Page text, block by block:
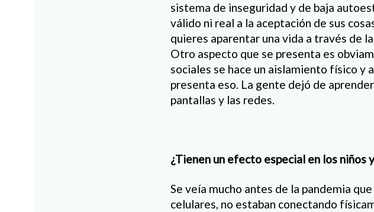
sistema de inseguridad y de baja
válido ni real a la aceptación de sus
quieres aparentar una vida a través de
Otro aspecto que se presenta es
sociales se hace un aislamiento físico y
presenta eso. La gente dejó de
pantallas y las redes.
¿Tienen un efecto especial en los niños
Se veía mucho antes de la pandemia
celulares, no estaban conectando